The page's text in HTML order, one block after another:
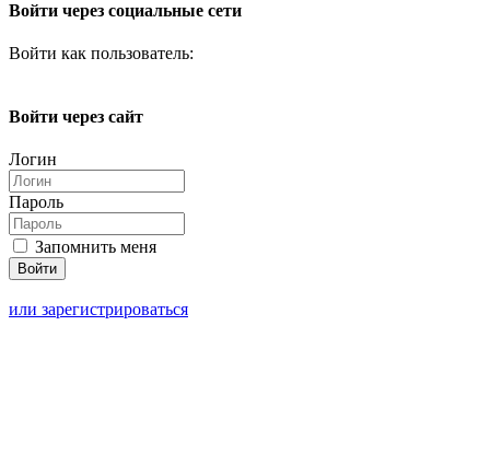
Войти через социальные сети
Войти как пользователь:
Войти через сайт
Логин
Пароль
Запомнить меня
или зарегистрироваться